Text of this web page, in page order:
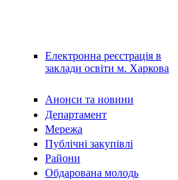
Електронна реєстрація в
заклади освіти м. Харкова
Анонси та новини
Департамент
Мережа
Публічні закупівлі
Райони
Обдарована молодь